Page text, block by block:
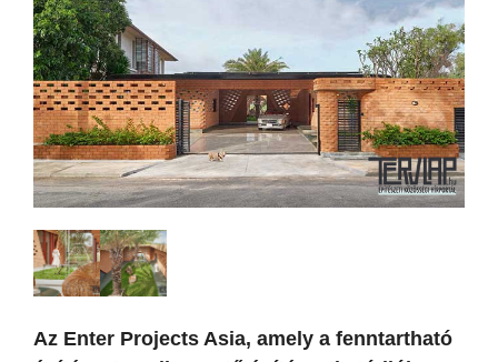
Az Enter Projects Asia, amely a fenntartható